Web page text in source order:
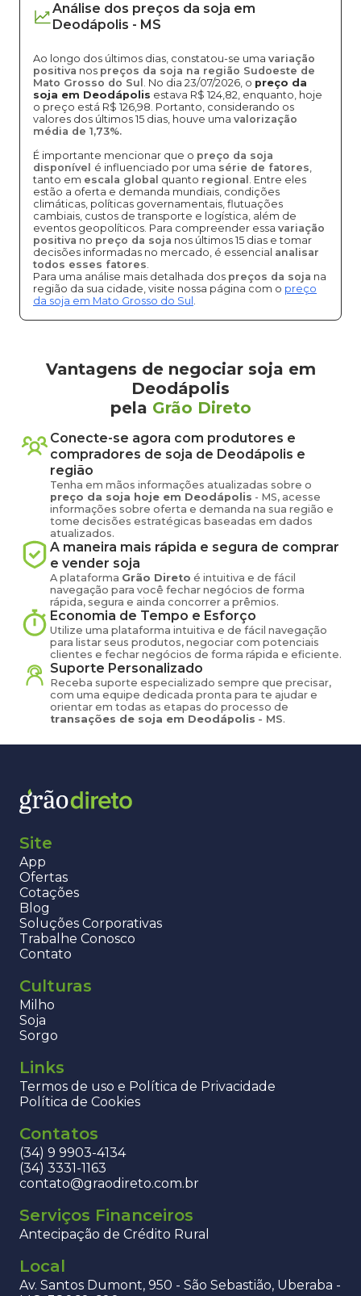
Análise dos preços da soja em
Deodápolis - MS
Ao longo dos últimos dias, constatou-se uma variação
positiva nos preços da soja na região Sudoeste de
Mato Grosso do Sul . No dia 23/07/2026, o preço da
soja em Deodápolis estava R$ 124,82, enquanto, hoje
o preço está R$ 126,98. Portanto, considerando os
valores dos últimos 15 dias, houve uma valorização
média de 1,73%.
É importante mencionar que o preço da soja
disponível é influenciado por uma série de fatores,
tanto em escala global quanto regional . Entre eles
estão a oferta e demanda mundiais, condições
climáticas, políticas governamentais, flutuações
cambiais, custos de transporte e logística, além de
eventos geopolíticos. Para compreender essa variação
positiva no preço da soja nos últimos 15 dias e tomar
decisões informadas no mercado, é essencial analisar
todos esses fatores.
Para uma análise mais detalhada dos preços da soja na
região da sua cidade, visite nossa página com o preço
da soja em Mato Grosso do Sul .
Vantagens de negociar soja em
Deodápolis
pela Grão Direto
Conecte-se agora com produtores e
compradores de soja de Deodápolis e
região
Tenha em mãos informações atualizadas sobre o
preço da soja hoje em Deodápolis - MS, acesse
informações sobre oferta e demanda na sua região e
tome decisões estratégicas baseadas em dados
atualizados.
A maneira mais rápida e segura de comprar
e vender soja
A plataforma Grão Direto é intuitiva e de fácil
navegação para você fechar negócios de forma
rápida, segura e ainda concorrer a prêmios.
Economia de Tempo e Esforço
Utilize uma plataforma intuitiva e de fácil navegação
para listar seus produtos, negociar com potenciais
clientes e fechar negócios de forma rápida e eficiente.
Suporte Personalizado
Receba suporte especializado sempre que precisar,
com uma equipe dedicada pronta para te ajudar e
orientar em todas as etapas do processo de
transações de soja em Deodápolis - MS.
Site
App
Ofertas
Cotações
Blog
Soluções Corporativas
Trabalhe Conosco
Contato
Culturas
Milho
Soja
Sorgo
Links
Termos de uso e Política de Privacidade
Política de Cookies
Contatos
(34) 9 9903-4134
(34) 3331-1163
contato@graodireto.com.br
Serviços Financeiros
Antecipação de Crédito Rural
Local
Av. Santos Dumont, 950 - São Sebastião, Uberaba -